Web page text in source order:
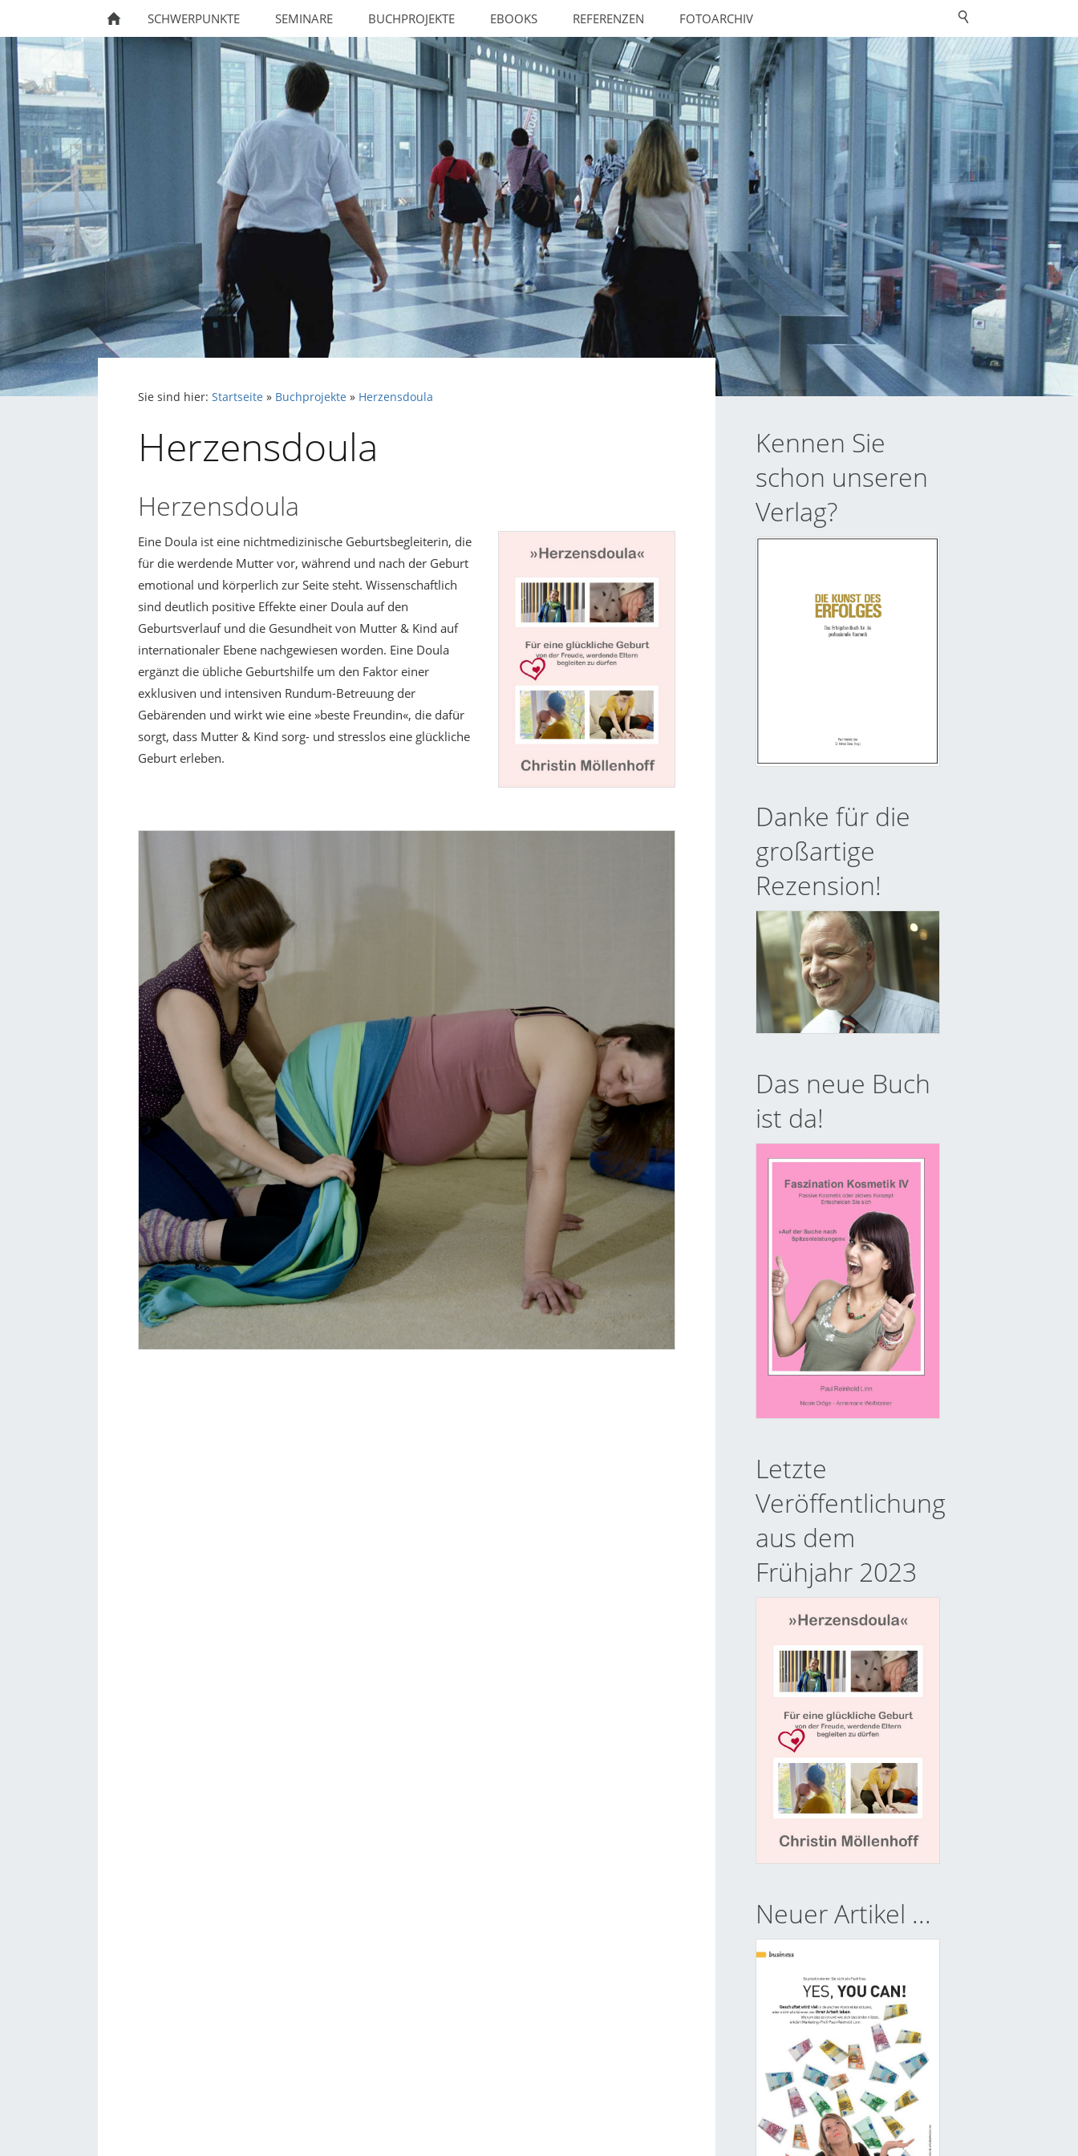
SCHWERPUNKTE SEMINARE BUCHPROJEKTE EBOOKS REFERENZEN FOTOARCHIV
Sie sind hier: Startseite » Buchprojekte » Herzensdoula
Herzensdoula
Herzensdoula
Eine Doula ist eine nichtmedizinische Geburtsbegleiterin, die
für die werdende Mutter vor, während und nach der Geburt
emotional und körperlich zur Seite steht. Wissenschaftlich
sind deutlich positive Effekte einer Doula auf den
Geburtsverlauf und die Gesundheit von Mutter & Kind auf
internationaler Ebene nachgewiesen worden. Eine Doula
ergänzt die übliche Geburtshilfe um den Faktor einer
exklusiven und intensiven Rundum-Betreuung der
Gebärenden und wirkt wie eine »beste Freundin«, die dafür
sorgt, dass Mutter & Kind sorg- und stresslos eine glückliche
Geburt erleben.
Kennen Sie
schon unseren
Verlag?
Danke für die
großartige
Rezension!
Das neue Buch
ist da!
Letzte
Veröffentlichung
aus dem
Frühjahr 2023
Neuer Artikel ...